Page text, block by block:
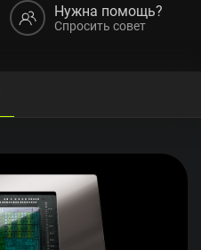
Нужна помощь?
Спросить совет